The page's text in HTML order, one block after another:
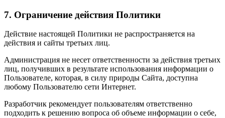
7. Ограничение действия Политики
Действие настоящей Политики не распространяется на
действия и сайты третьих лиц.
Администрация не несет ответственности за действия третьих
лиц, получивших в результате использования информации о
Пользователе, которая, в силу природы Сайта, доступна
любому Пользователю сети Интернет.
Разработчик рекомендует пользователям ответственно
подходить к решению вопроса об объеме информации о себе,